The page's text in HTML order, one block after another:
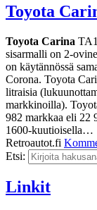
Toyota
Toyota Carina
sisarmalli on 2-
on käytännössä
Corona. Toyota
litraisia
markkinoilla).
982 markkaa eli 22
1600-kuutioisella…
Retroautot.fi
Etsi:
Linkit